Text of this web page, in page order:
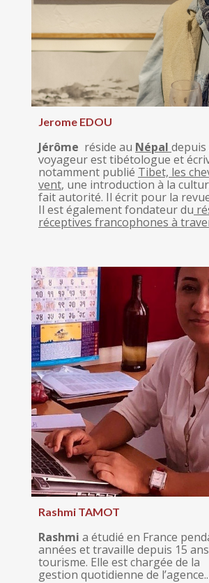
Jerome EDOU
Jérôme réside au Népal depuis
voyageur est tibétologue et
notamment publié Tibet, les
vent, une introduction à la
fait autorité. Il écrit pour la
Il est également fondateur du
réceptives francophones à
Rashmi TAMOT
Rashmi a étudié en France
années et travaille depuis 15
tourisme. Elle est chargée de la
gestion quotidienne de l’agence..